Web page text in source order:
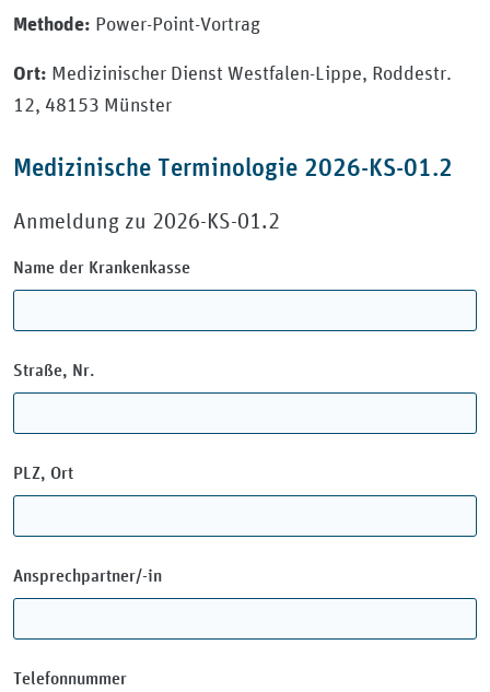
Methode: Power-Point-Vortrag
Ort: Medizinischer Dienst Westfalen-Lippe, Roddestr.
12, 48153 Münster
Medizinische Terminologie 2026-KS-01.2
Anmeldung zu 2026-KS-01.2
Name der Krankenkasse
Straße, Nr.
PLZ, Ort
Ansprechpartner/-in
Telefonnummer